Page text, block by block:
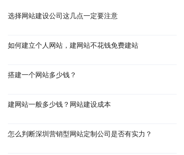
选择网站建设公司这几点一定要注意
如何建立个人网站，建网站不花钱免费建站
搭建一个网站多少钱？
建网站一般多少钱？网站建设成本
怎么判断深圳营销型网站定制公司是否有实力？